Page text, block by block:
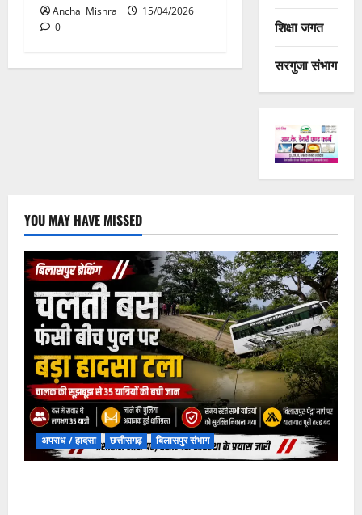
Anchal Mishra
15/04/2026
0
शिक्षा जगत
सरगुजा संभाग
YOU MAY HAVE MISSED
अपराध / हादसा छत्तीसगढ़ बिलासपुर संभाग